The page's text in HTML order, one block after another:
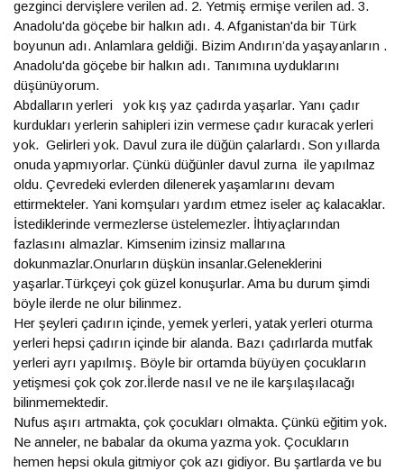
gezginci dervişlere verilen ad. 2. Yetmiş ermişe verilen ad. 3.
Anadolu'da göçebe bir halkın adı. 4. Afganistan'da bir Türk
boyunun adı. Anlamlara geldiği. Bizim Andırın’da yaşayanların .
Anadolu'da göçebe bir halkın adı. Tanımına uyduklarını
düşünüyorum.
Abdalların yerleri yok kış yaz çadırda yaşarlar. Yanı çadır
kurdukları yerlerin sahipleri izin vermese çadır kuracak yerleri
yok. Gelirleri yok. Davul zura ile düğün çalarlardı. Son yıllarda
onuda yapmıyorlar. Çünkü düğünler davul zurna ile yapılmaz
oldu. Çevredeki evlerden dilenerek yaşamlarını devam
ettirmekteler. Yani komşuları yardım etmez iseler aç kalacaklar.
İstediklerinde vermezlerse üstelemezler. İhtiyaçlarından
fazlasını almazlar. Kimsenim izinsiz mallarına
dokunmazlar.Onurların düşkün insanlar.Geleneklerini
yaşarlar.Türkçeyi çok güzel konuşurlar. Ama bu durum şimdi
böyle ilerde ne olur bilinmez.
Her şeyleri çadırın içinde, yemek yerleri, yatak yerleri oturma
yerleri hepsi çadırın içinde bir alanda. Bazı çadırlarda mutfak
yerleri ayrı yapılmış. Böyle bir ortamda büyüyen çocukların
yetişmesi çok çok zor.İlerde nasıl ve ne ile karşılaşılacağı
bilinmemektedir.
Nufus aşırı artmakta, çok çocukları olmakta. Çünkü eğitim yok.
Ne anneler, ne babalar da okuma yazma yok. Çocukların
hemen hepsi okula gitmiyor çok azı gidiyor. Bu şartlarda ve bu